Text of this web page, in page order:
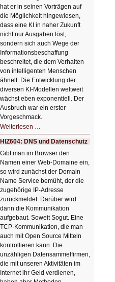
hat er in seinen Vorträgen auf
die Möglichkeit hingewiesen,
dass eine KI in naher Zukunft
nicht nur Ausgaben löst,
sondern sich auch Wege der
Informationsbeschaffung
beschreitet, die dem Verhalten
von intelligenten Menschen
ähnelt. Die Entwicklung der
diversen KI-Modellen weltweit
wächst eben exponentiell. Der
Ausbruch war ein erster
Vorgeschmack.
Weiterlesen …
Der
Ausbruch
der
KI
HIZ604: DNS und Datenschutz
Gibt man im Browser den
Namen einer Web-Domaine ein,
so wird zunächst der Domain
Name Service bemüht, der die
zugehörige IP-Adresse
zurückmeldet. Darüber wird
dann die Kommunikation
aufgebaut. Soweit Sogut. Eine
TCP-Kommunikation, die man
auch mit Open Source Mitteln
kontrollieren kann. Die
unzähligen Datensammelfirmen,
die mit unseren Aktivitäten im
Internet ihr Geld verdienen,